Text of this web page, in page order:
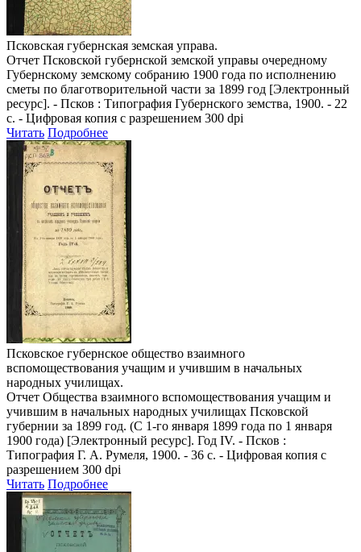
Псковская губернская земская управа.
Отчет Псковской губернской земской управы очередному
Губернскому земскому собранию 1900 года по исполнению
сметы по благотворительной части за 1899 год [Электронный
ресурс]. - Псков : Типография Губернского земства, 1900. - 22
с. - Цифровая копия с разрешением 300 dpi
Читать Подробнее
Псковское губернское общество взаимного
вспомоществования учащим и учившим в начальных
народных училищах.
Отчет Общества взаимного вспомоществования учащим и
учившим в начальных народных училищах Псковской
губернии за 1899 год. (С 1-го января 1899 года по 1 января
1900 года) [Электронный ресурс]. Год IV. - Псков :
Типография Г. А. Румеля, 1900. - 36 с. - Цифровая копия с
разрешением 300 dpi
Читать Подробнее